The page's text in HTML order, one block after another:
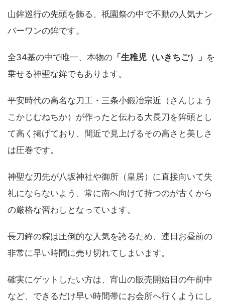
山鉾巡行の先頭を飾る、祇園祭の中で不動の人気ナン
バーワンの鉾です。
全34基の中で唯一、本物の 「生稚児（いきちご）」 を
乗せる神聖な鉾でもあります。
平安時代の高名な刀工・三条小鍛冶宗近（さんじょう
こかじむねちか）が作ったと伝わる大長刀を鉾頭とし
て高く掲げており、間近で見上げるその高さと美しさ
は圧巻です。
神聖な刃先が八坂神社や御所（皇居）に直接向いて失
礼にならないよう、常に南へ向けて持つのが古くから
の厳格な習わしとなっています。
長刀鉾の粽は圧倒的な人気を誇るため、連日お昼前の
非常に早い時間に売り切れてしまいます。
確実にゲットしたい方は、宵山の販売開始日の午前中
など、できるだけ早い時間帯にお会所へ行くようにし